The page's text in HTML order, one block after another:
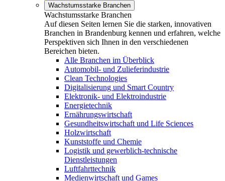
Wachstumsstarke Branchen
Wachstumsstarke Branchen
Auf diesen Seiten lernen Sie die starken, innovativen
Branchen in Brandenburg kennen und erfahren, welche
Perspektiven sich Ihnen in den verschiedenen
Bereichen bieten.
Alle Branchen im Überblick
Automobil- und Zulieferindustrie
Clean Technologies
Digitalisierung und Smart Country
Elektronik- und Elektroindustrie
Energietechnik
Ernährungswirtschaft
Gesundheitswirtschaft und Life Sciences
Holzwirtschaft
Kunststoffe und Chemie
Logistik und gewerblich-technische
Dienstleistungen
Luftfahrttechnik
Medienwirtschaft und Games